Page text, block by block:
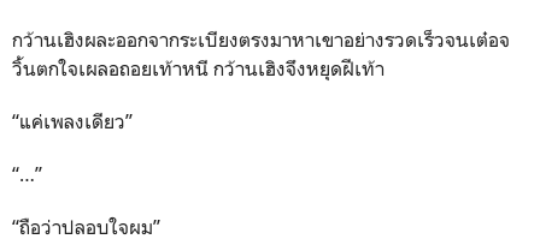
กว้านเฮิงผละออกจากระเบียงตรงมาหาเขาอย่างรวดเร็วจนเต๋อจ
วิ้นตกใจเผลอถอยเท้าหนี กว้านเฮิงจึงหยุดฝีเท้า
“แค่เพลงเดียว”
“…”
“ถือว่าปลอบใจผม”